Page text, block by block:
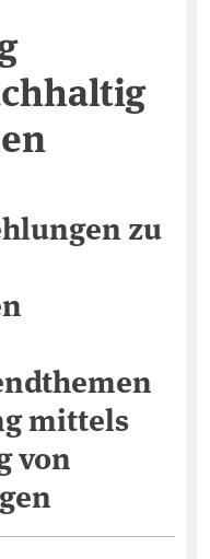
zu
mittels
von